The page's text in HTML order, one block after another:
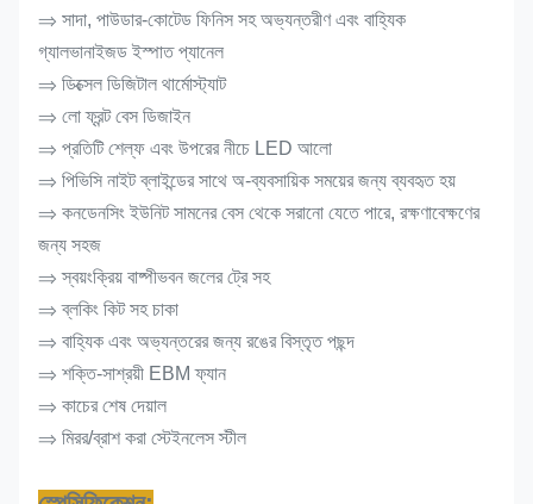
⇒ সাদা, পাউডার-কোটেড ফিনিস সহ অভ্যন্তরীণ এবং বাহ্যিক
গ্যালভানাইজড ইস্পাত প্যানেল
⇒ ডিক্সেল ডিজিটাল থার্মোস্ট্যাট
⇒ লো ফ্রন্ট বেস ডিজাইন
⇒ প্রতিটি শেল্ফ এবং উপরের নীচে LED আলো
⇒ পিভিসি নাইট ব্লাইন্ডের সাথে অ-ব্যবসায়িক সময়ের জন্য ব্যবহৃত হয়
⇒ কনডেনসিং ইউনিট সামনের বেস থেকে সরানো যেতে পারে, রক্ষণাবেক্ষণের
জন্য সহজ
⇒ স্বয়ংক্রিয় বাষ্পীভবন জলের ট্রে সহ
⇒ ব্লকিং কিট সহ চাকা
⇒ বাহ্যিক এবং অভ্যন্তরের জন্য রঙের বিস্তৃত পছন্দ
⇒ শক্তি-সাশ্রয়ী EBM ফ্যান
⇒ কাচের শেষ দেয়াল
⇒ মিরর/ব্রাশ করা স্টেইনলেস স্টীল